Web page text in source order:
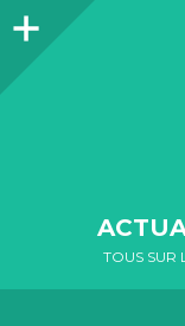
Colonne
TOUS SUR